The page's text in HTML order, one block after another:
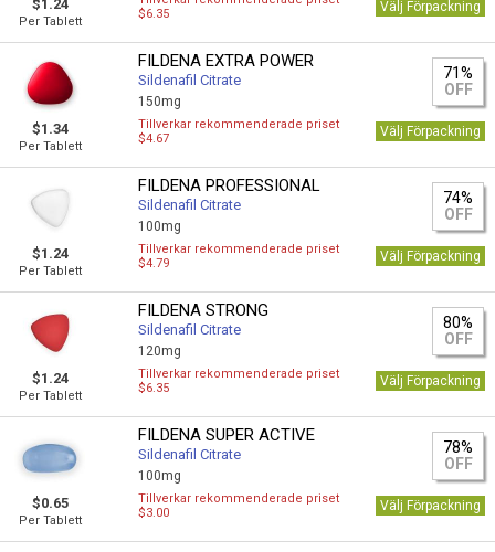
$1.24
Per Tablett
$6.35
Välj Förpackning
$1.34
Per Tablett
FILDENA EXTRA POWER
Sildenafil Citrate
150mg
71%
OFF
Tillverkar rekommenderade priset
$4.67
Välj Förpackning
$1.24
Per Tablett
FILDENA PROFESSIONAL
Sildenafil Citrate
100mg
74%
OFF
Tillverkar rekommenderade priset
$4.79
Välj Förpackning
$1.24
Per Tablett
FILDENA STRONG
Sildenafil Citrate
120mg
80%
OFF
Tillverkar rekommenderade priset
$6.35
Välj Förpackning
$0.65
Per Tablett
FILDENA SUPER ACTIVE
Sildenafil Citrate
100mg
78%
OFF
Tillverkar rekommenderade priset
$3.00
Välj Förpackning